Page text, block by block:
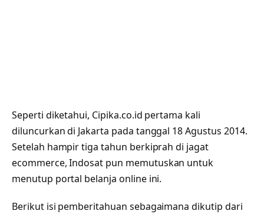
Seperti diketahui, Cipika.co.id pertama kali
diluncurkan di Jakarta pada tanggal 18 Agustus 2014.
Setelah hampir tiga tahun berkiprah di jagat
ecommerce, Indosat pun memutuskan untuk
menutup portal belanja online ini.
Berikut isi pemberitahuan sebagaimana dikutip dari